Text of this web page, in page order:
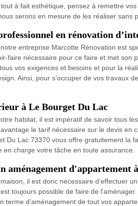
à fait esthétique, pensez à remettre
serons en mesure de les réaliser sans
en rénovation
entreprise Marcotte Rénovation est
faire nécessaire pour ce faire et met son
vos exigences et besoins et pour la
Ainsi, pour s’occuper de vos travaux
à Le Bourget Du Lac
habitat, il est impératif de savoir tous
le tarif nécessaire sur le devis
Du Lac 73370 vous offre gratuitement la
charge votre tâche en toute assurance.
aménagement d'appartement
il est donc nécessaire d'effectuer
toujours possible de faire de
terme d'aménagement de tout vos